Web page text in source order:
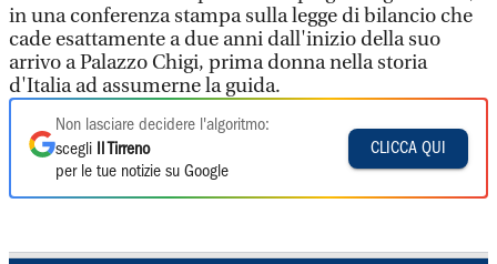
in una conferenza stampa sulla legge di bilancio che
cade esattamente a due anni dall'inizio della suo
arrivo a Palazzo Chigi, prima donna nella storia
d'Italia ad assumerne la guida.
Non lasciare decidere l'algoritmo:
scegli
Il Tirreno
per le tue notizie su Google
CLICCA QUI